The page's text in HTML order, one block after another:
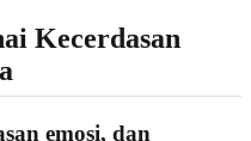
Kecerdasan
emosi, dan